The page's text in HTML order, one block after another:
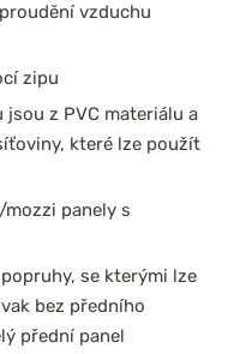
vzduchu
zipu
z PVC materiálu a
které lze použít
panely s
se kterými lze
bez předního
přední panel